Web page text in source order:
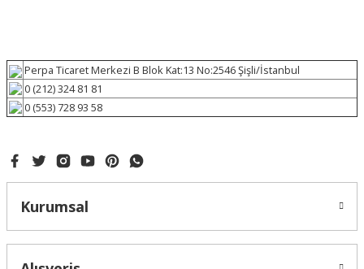
Perpa Ticaret Merkezi B Blok Kat:13 No:2546 Şişli/İstanbul
0 (212) 324 81 81
0 (553) 728 93 58
Kurumsal